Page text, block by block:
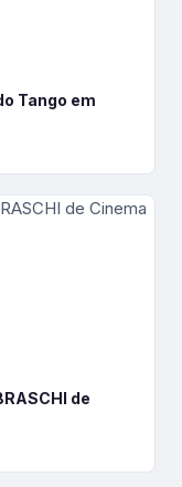
Tango em
de